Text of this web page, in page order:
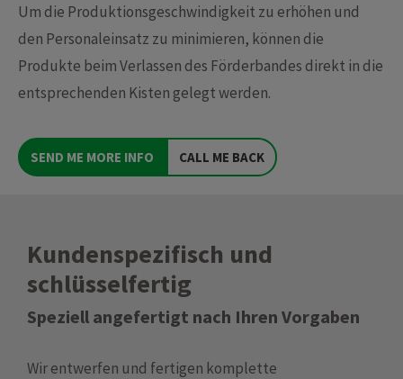
Um die Produktionsgeschwindigkeit zu erhöhen und
den Personaleinsatz zu minimieren, können die
Produkte beim Verlassen des Förderbandes direkt in die
entsprechenden Kisten gelegt werden.
SEND ME MORE INFO CALL ME BACK
Kundenspezifisch und
schlüsselfertig
Speziell angefertigt nach Ihren Vorgaben
Wir entwerfen und fertigen komplette